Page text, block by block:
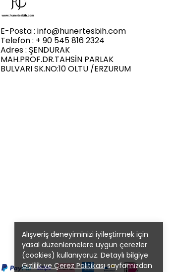
Alışveriş deneyiminizi iyileştirmek için
yasal düzenlemelere uygun çerezler
(cookies) kullanıyoruz. Detaylı bilgiye
Gizlilik ve Çerez Politikasısayfamızdan
E-Posta : info@hunertesbih.com
Telefon : + 90 545 816 2324
Adres : ŞENDURAK
MAH.PROF.DR.TAHSİN PARLAK
BULVARI SK.NO:10 OLTU /ERZURUM